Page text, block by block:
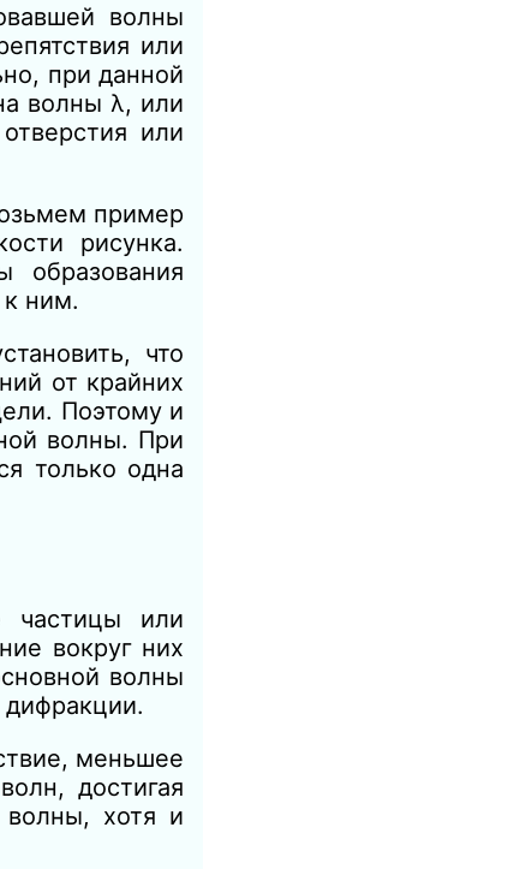
волны
или
при данной
волны λ, или
отверстия или
пример
рисунка.
образования
ним.
что
от крайних
Поэтому и
волны. При
только одна
частицы или
вокруг них
волны
дифракции.
меньшее
достигая
волны, хотя и